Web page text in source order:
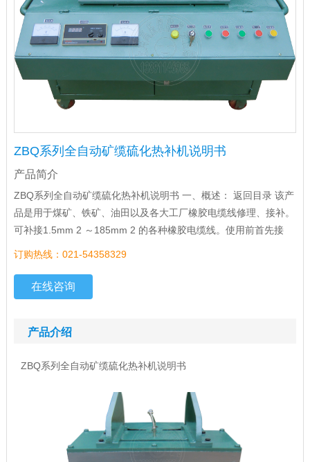
ZBQ系列全自动矿缆硫化热补机说明书
产品简介
ZBQ系列全自动矿缆硫化热补机说明书 一、概述： 返回目录 该产
品是用于煤矿、铁矿、油田以及各大工厂橡胶电缆线修理、接补。
可补接1.5mm 2 ～185mm 2 的各种橡胶电缆线。使用前首先接
订购热线：021-54358329
在线咨询
产品介绍
ZBQ系列全自动矿缆硫化热补机说明书